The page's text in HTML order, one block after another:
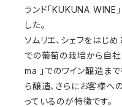
ランド「KUKUNA WINE
した。
ソムリエ、シェフをはじ
での葡萄の栽培から自
ma 」でのワイン醸造ま
ら醸造、さらにお客様へ
っているのが特徴です。